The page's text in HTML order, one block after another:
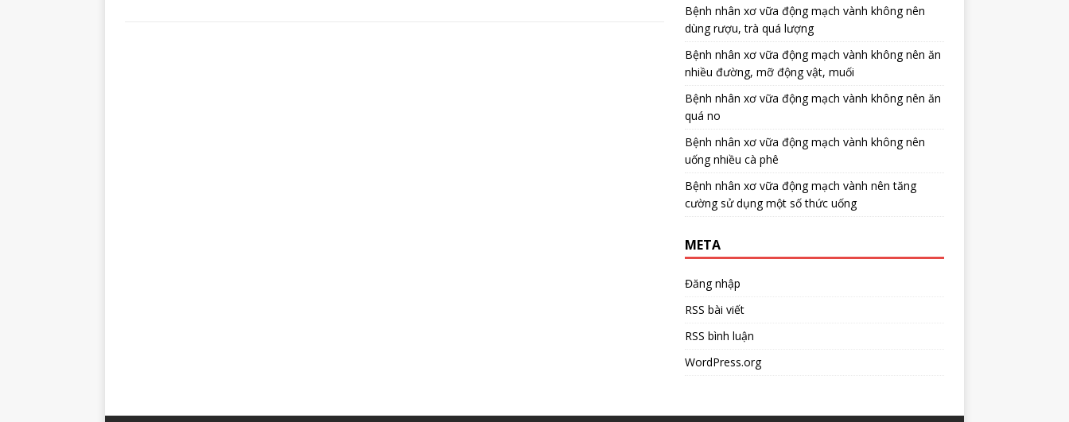
Bệnh nhân xơ vữa động mạch vành không nên
dùng rượu, trà quá lượng
Bệnh nhân xơ vữa động mạch vành không nên ăn
nhiều đường, mỡ động vật, muối
Bệnh nhân xơ vữa động mạch vành không nên ăn
quá no
Bệnh nhân xơ vữa động mạch vành không nên
uống nhiều cà phê
Bệnh nhân xơ vữa động mạch vành nên tăng
cường sử dụng một số thức uống
META
Đăng nhập
RSS bài viết
RSS bình luận
WordPress.org